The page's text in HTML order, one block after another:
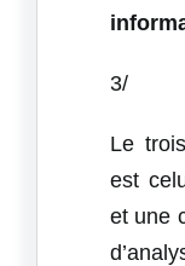
3/
Le
est
et une